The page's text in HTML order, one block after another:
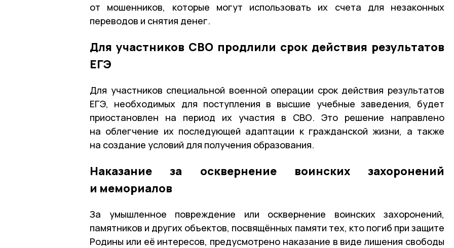
от мошенников, которые могут использовать их счета для незаконных
переводов и снятия денег.
Для участников СВО продлили срок действия результатов
ЕГЭ
Для участников специальной военной операции срок действия результатов
ЕГЭ, необходимых для поступления в высшие учебные заведения, будет
приостановлен на период их участия в СВО. Это решение направлено
на облегчение их последующей адаптации к гражданской жизни, а также
на создание условий для получения образования.
Наказание за осквернение воинских захоронений
и мемориалов
За умышленное повреждение или осквернение воинских захоронений,
памятников и других объектов, посвящённых памяти тех, кто погиб при защите
Родины или её интересов, предусмотрено наказание в виде лишения свободы